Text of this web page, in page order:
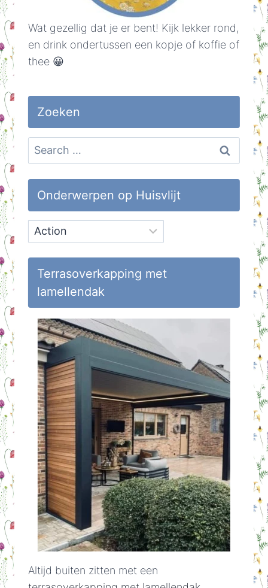
Wat gezellig dat je er bent! Kijk lekker rond,
en drink ondertussen een kopje of koffie of
thee 😀
Zoeken
Search
for:
Onderwerpen op Huisvlijt
Onderwerpen
op
Huisvlijt
Terrasoverkapping met
lamellendak
Altijd buiten zitten met een